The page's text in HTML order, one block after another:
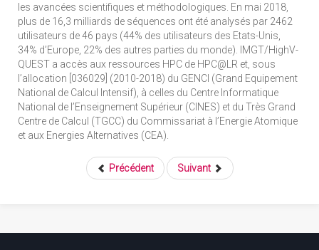
les avancées scientifiques et méthodologiques. En mai 2018,
plus de 16,3 milliards de séquences ont été analysés par 2462
utilisateurs de 46 pays (44% des utilisateurs des Etats-Unis,
34% d’Europe, 22% des autres parties du monde). IMGT/HighV-
QUEST a accès aux ressources HPC de HPC@LR et, sous
l’allocation [036029] (2010-2018) du GENCI (Grand Equipement
National de Calcul Intensif), à celles du Centre Informatique
National de l’Enseignement Supérieur (CINES) et du Très Grand
Centre de Calcul (TGCC) du Commissariat à l’Energie Atomique
et aux Energies Alternatives (CEA).
Précédent Suivant